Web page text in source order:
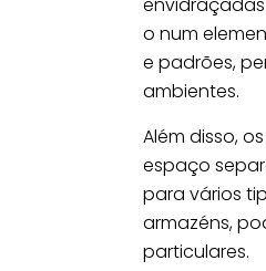
o num
e padrões,
ambientes.
Além disso,
espaço
para vários
armazéns,
particulares.